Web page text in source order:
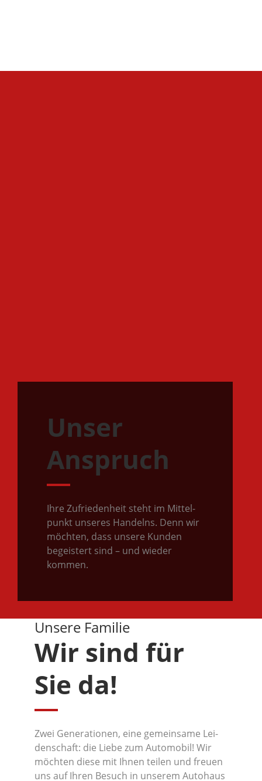
Unser
Anspruch
Ihre Zufrie­den­heit steht im Mit­tel­
punkt unse­res Han­delns. Denn wir
möch­ten, dass unse­re Kun­den
begeis­tert sind – und wie­der
kommen.
Unse­re Familie
Wir sind für
Sie da!
Zwei Gene­ra­tio­nen, eine gemein­sa­me Lei­
den­schaft: die Lie­be zum Auto­mo­bil! Wir
möch­ten die­se mit Ihnen tei­len und freu­en
uns auf Ihren Besuch in unse­rem Auto­haus